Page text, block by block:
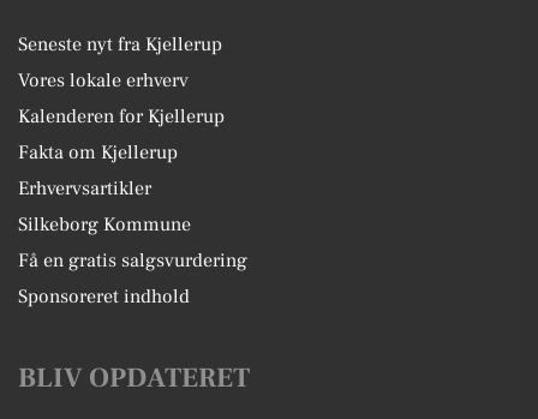
Seneste nyt fra Kjellerup
Vores lokale erhverv
Kalenderen for Kjellerup
Fakta om Kjellerup
Erhvervsartikler
Silkeborg Kommune
Få en gratis salgsvurdering
Sponsoreret indhold
BLIV OPDATERET